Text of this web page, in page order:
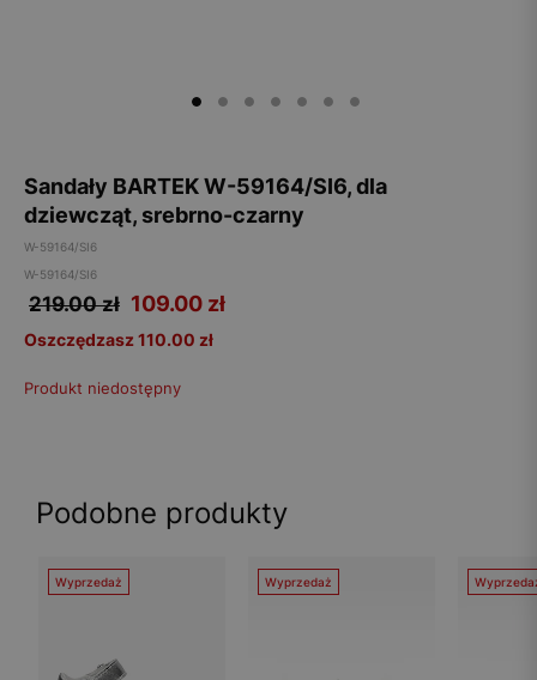
Sandały BARTEK W-59164/SI6, dla
dziewcząt, srebrno-czarny
W-59164/SI6
W-59164/SI6
219.00 zł 109.00 zł
Oszczędzasz 110.00 zł
Produkt niedostępny
Podobne produkty
Wyprzedaż Wyprzedaż